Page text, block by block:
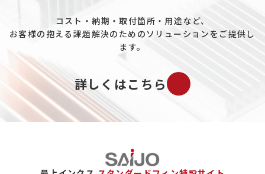
コスト・納期・取付箇所・用途など、
お客様の抱える課題解決のためのソリューションをご提供し
ます。
詳しくはこちら